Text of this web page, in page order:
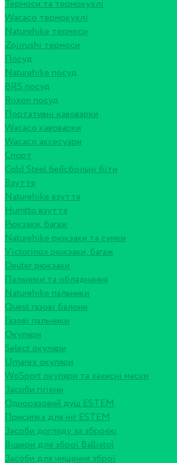
Термоси та термокухлі
Wacaco термокухлі
Naturehike термоси
Zojirushi термоси
Посуд
Naturehike посуд
BRS посуд
Roxon посуд
Портативні кавоварки
Wacaco кавоварки
Wacaco аксесуари
Спорт
Cold Steel бейсбольні біти
Взуття
Naturehike взуття
Humtto взуття
Рюкзаки, багаж
Naturehike рюкзаки та сумки
Victorinox рюкзаки, багаж
Deuter рюкзаки
Пальники та обладнання
Naturehike пальники
Quest газові балони
Газові пальники
Окуляри
Select окуляри
Umarex окуляри
WoSport окуляри та захисні маски
Засоби гігієни
Одноразовий душ ESTEM
Присипка для ніг ESTEM
Засоби догляду за зброєю
Вішери для зброї Ballistol
Засоби для чищення зброї